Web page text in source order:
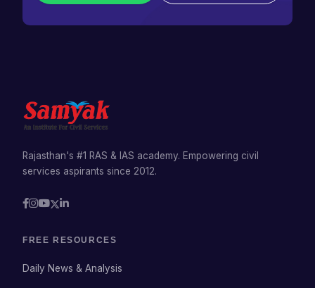
Rajasthan's #1 RAS & IAS academy. Empowering civil
services aspirants since 2012.
FREE RESOURCES
Daily News & Analysis